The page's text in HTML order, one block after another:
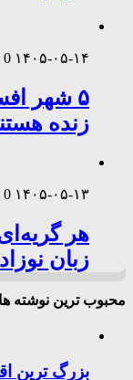
۱۴۰۵-۰۵-۱۴ 0
۵ شهر
زنده
۱۴۰۵-۰۵-۱۳ 0
هر
زبان
محبوب ترین نوشته ها
بزرگ ترین